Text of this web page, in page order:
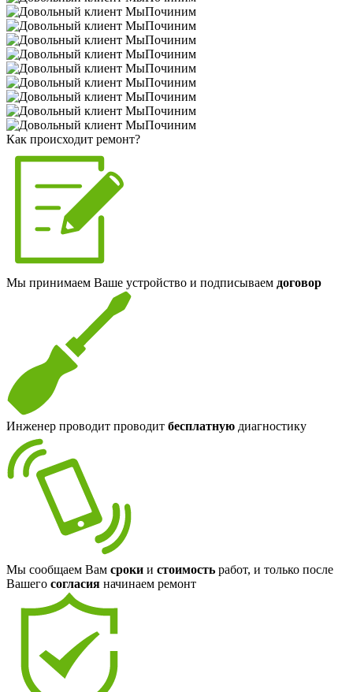
Как происходит ремонт?
Мы принимаем Ваше устройство и подписываем договор
Инженер проводит проводит бесплатную диагностику
Мы сообщаем Вам сроки и стоимость работ, и только после
Вашего согласия начинаем ремонт